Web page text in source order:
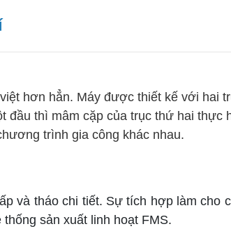
hơn hẳn. Máy được thiết kế với hai
đầu thì mâm cặp của trục thứ hai thực
trình gia công khác nhau.
và tháo chi tiết. Sự tích hợp làm cho
sản xuất linh hoạt FMS.